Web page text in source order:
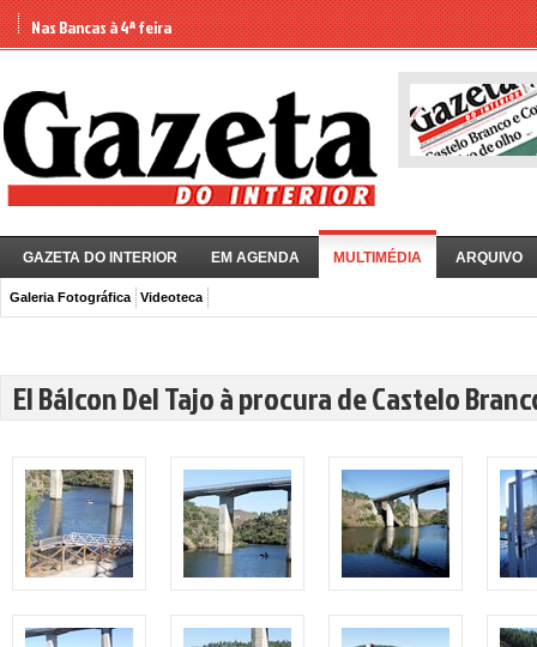
Nas Bancas à 4ª feira
GAZETA DO INTERIOR EM AGENDA MULTIMÉDIA
Galeria Fotográfica Videoteca
ARQUIVO
El Bálcon Del Tajo à procura de Castelo